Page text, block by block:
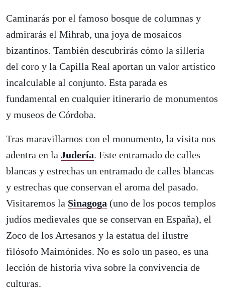
Caminarás por el famoso bosque de columnas y
admirarás el Mihrab, una joya de mosaicos
bizantinos. También descubrirás cómo la sillería
del coro y la Capilla Real aportan un valor artístico
incalculable al conjunto. Esta parada es
fundamental en cualquier itinerario de monumentos
y museos de Córdoba.
Tras maravillarnos con el monumento, la visita nos
adentra en la Judería. Este entramado de calles
blancas y estrechas un entramado de calles blancas
y estrechas que conservan el aroma del pasado.
Visitaremos la Sinagoga (uno de los pocos templos
judíos medievales que se conservan en España), el
Zoco de los Artesanos y la estatua del ilustre
filósofo Maimónides. No es solo un paseo, es una
lección de historia viva sobre la convivencia de
culturas.